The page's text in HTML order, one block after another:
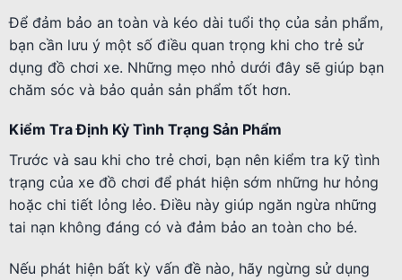
Để đảm bảo an toàn và kéo dài tuổi thọ của sản phẩm,
bạn cần lưu ý một số điều quan trọng khi cho trẻ sử
dụng đồ chơi xe. Những mẹo nhỏ dưới đây sẽ giúp bạn
chăm sóc và bảo quản sản phẩm tốt hơn.
Kiểm Tra Định Kỳ Tình Trạng Sản Phẩm
Trước và sau khi cho trẻ chơi, bạn nên kiểm tra kỹ tình
trạng của xe đồ chơi để phát hiện sớm những hư hỏng
hoặc chi tiết lỏng lẻo. Điều này giúp ngăn ngừa những
tai nạn không đáng có và đảm bảo an toàn cho bé.
Nếu phát hiện bất kỳ vấn đề nào, hãy ngừng sử dụng